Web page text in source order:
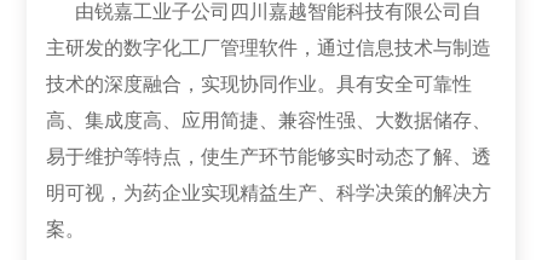
由锐嘉工业子公司四川嘉越智能科技有限公司自
主研发的数字化工厂管理软件，通过信息技术与制造
技术的深度融合，实现协同作业。具有安全可靠性
高、集成度高、应用简捷、兼容性强、大数据储存、
易于维护等特点，使生产环节能够实时动态了解、透
明可视，为药企业实现精益生产、科学决策的解决方
案。